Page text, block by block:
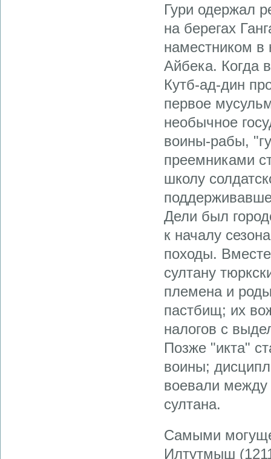
Гури одержал
на берегах
наместником в
Айбека. Когда
Кутб‑ад‑дин
первое
необычное
воины‑рабы,
преемниками
школу
Дели был
к началу
походы.
султану
племена и
пастбищ; их
налогов с
Позже "икта"
воины;
воевали между
султана.
Самыми
Илтутмыш